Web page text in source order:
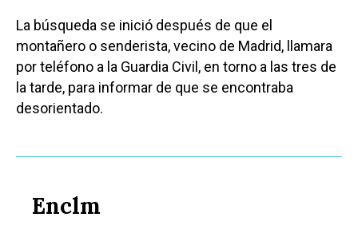
La búsqueda se inició después de que el
montañero o senderista, vecino de Madrid, llamara
por teléfono a la Guardia Civil, en torno a las tres de
la tarde, para informar de que se encontraba
desorientado.
Enclm